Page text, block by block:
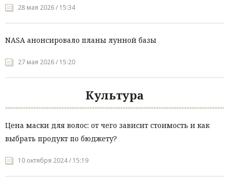
28 мая 2026 / 15:34
NASA анонсировало планы лунной базы
27 мая 2026 / 15:20
Культура
Цена маски для волос: от чего зависит стоимость и как
выбрать продукт по бюджету?
10 октября 2024 / 15:19